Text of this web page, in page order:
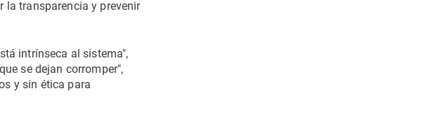
la transparencia y prevenir
intrínseca al sistema",
se dejan corromper",
y sin ética para